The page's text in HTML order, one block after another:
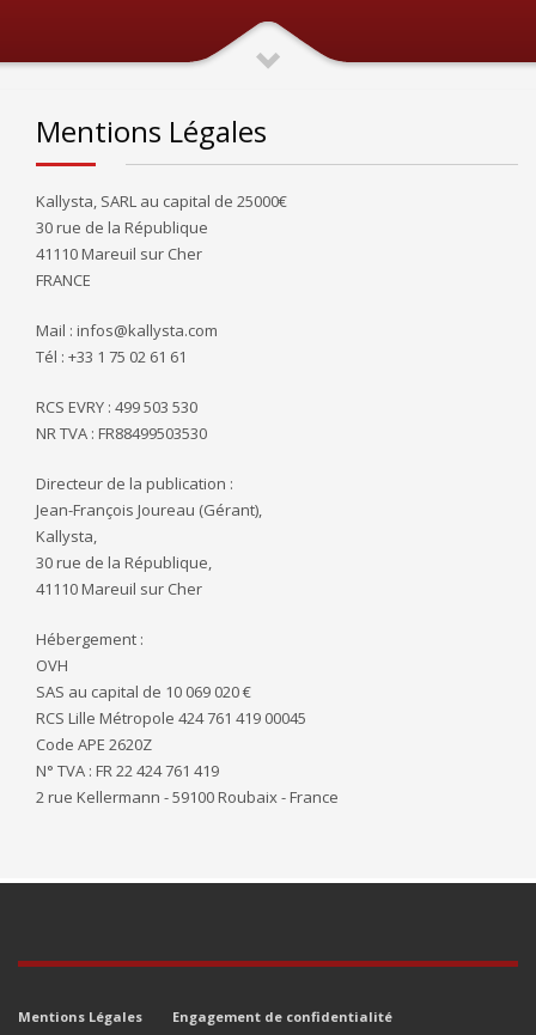
Mentions Légales
Kallysta, SARL au capital de 25000€
30 rue de la République
41110 Mareuil sur Cher
FRANCE
Mail : infos@kallysta.com
Tél : +33 1 75 02 61 61
RCS EVRY : 499 503 530
NR TVA : FR88499503530
Directeur de la publication :
Jean-François Joureau (Gérant),
Kallysta,
30 rue de la République,
41110 Mareuil sur Cher
Hébergement :
OVH
SAS au capital de 10 069 020 €
RCS Lille Métropole 424 761 419 00045
Code APE 2620Z
N° TVA : FR 22 424 761 419
2 rue Kellermann - 59100 Roubaix - France
Mentions Légales Engagement de confidentialité